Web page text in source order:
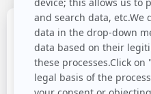
Proponer una
de crecimiento se
En un contexto data